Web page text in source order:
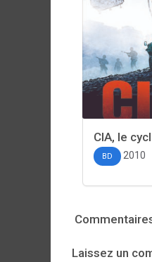
CIA, le
BD 2010
Laissez un